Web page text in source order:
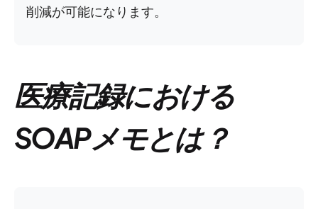
削減が可能になります。
医療記録における
SOAPメモとは？